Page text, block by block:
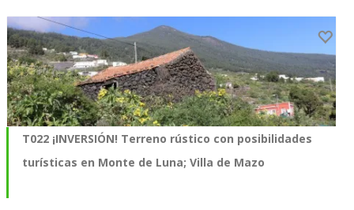
T022 ¡INVERSIÓN! Terreno rústico con posibilidades
turísticas en Monte de Luna; Villa de Mazo